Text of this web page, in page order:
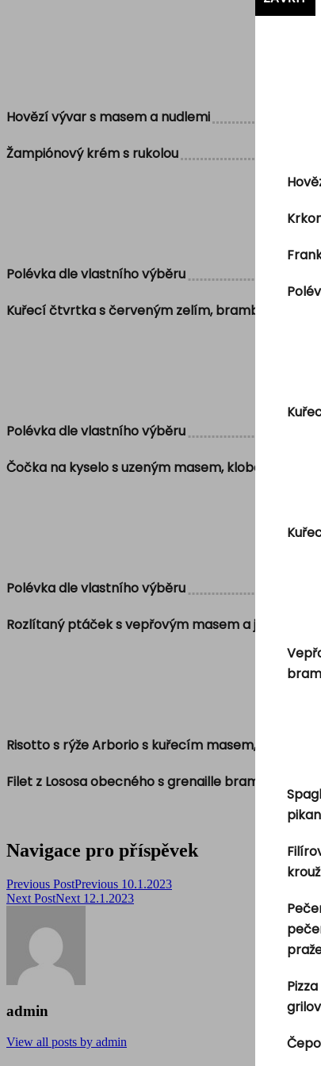
Hovězí vývar s masem a nudlemi
Žampiónový krém s rukolou
Polévka dle vlastního výběru
Kuřecí čtvrtka s červeným zelím, bramborovým
Polévka dle vlastního výběru
Čočka na kyselo s uzeným masem, klobásou,
Polévka dle vlastního výběru
Rozlítaný ptáček s vepřovým masem a jasmínovou
Risotto s rýže Arborio s kuřecím masem, julienne
Filet z Lososa obecného s grenaille
Navigace pro příspěvek
Previous PostPrevious 10.1.2023
Next PostNext 12.1.2023
admin
View all posts by admin